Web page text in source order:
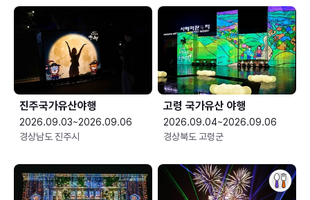
진주국가유산야행
2026.09.03~2026.09.06
경상남도 진주시
고령 국가유산 야행
2026.09.04~2026.09.06
경상북도 고령군